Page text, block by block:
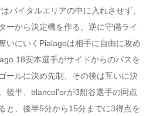
バイタルエリアの中に入れさせず、
ーから決定機を作る。逆に守備ライ
いにいくPialagoは相手に自由に攻め
18安本選手がサイドからのパスを
ールに決め先制、その後は互いに決
後半、blancol’orが3船谷選手の同点
と、後半5分から15分までに3得点を